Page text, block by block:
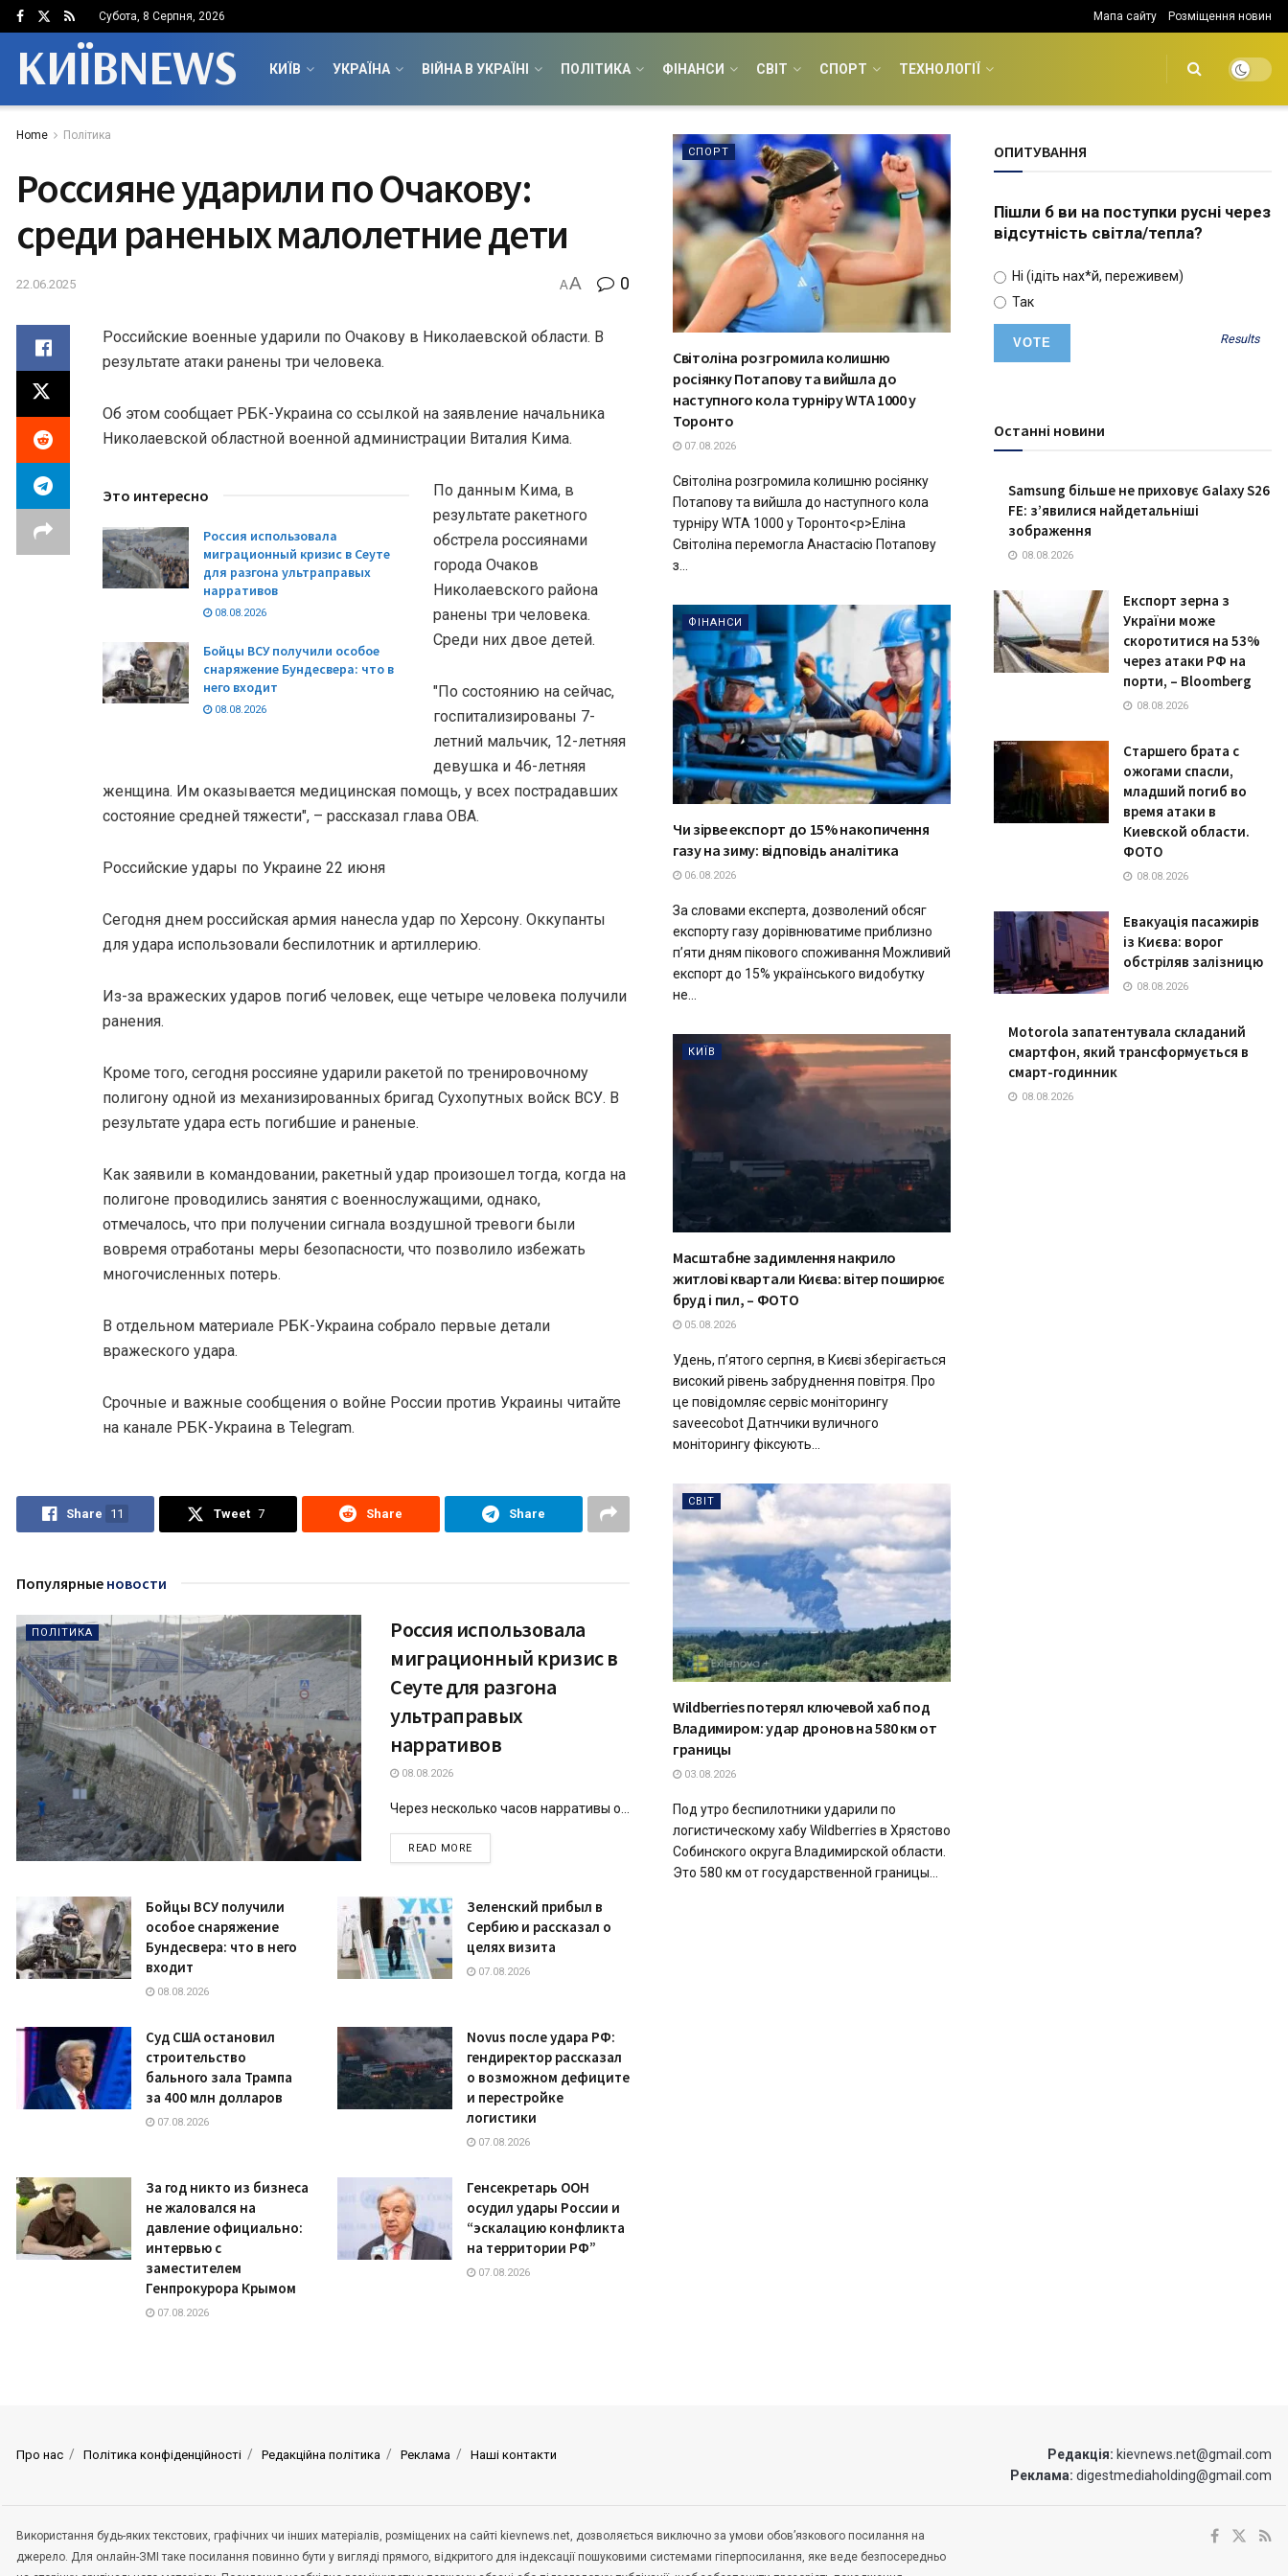
Субота, 8 Серпня, 2026 Мапа сайту Розміщення новин
КИЇВNEWS КИЇВ УКРАЇНА ВІЙНА В УКРАЇНІ ПОЛІТИКА ФІНАНСИ СВІТ СПОРТ ТЕХНОЛОГІЇ
Home Політика
Россияне ударили по Очакову:
среди раненых малолетние дети
22.06.2025 AA 0
Российские военные ударили по Очакову в Николаевской области. В
результате атаки ранены три человека.
Об этом сообщает РБК-Украина со ссылкой на заявление начальника
Николаевской областной военной администрации Виталия Кима.
Это интересно
Россия использовала
миграционный кризис в Сеуте
для разгона ультраправых
нарративов
08.08.2026
Бойцы ВСУ получили особое
снаряжение Бундесвера: что в
него входит
08.08.2026
По данным Кима, в
результате ракетного
обстрела россиянами
города Очаков
Николаевского района
ранены три человека.
Среди них двое детей.
"По состоянию на сейчас,
госпитализированы 7-
летний мальчик, 12-летняя
девушка и 46-летняя
женщина. Им оказывается медицинская помощь, у всех пострадавших
состояние средней тяжести", – рассказал глава ОВА.
Российские удары по Украине 22 июня
Сегодня днем российская армия нанесла удар по Херсону. Оккупанты
для удара использовали беспилотник и артиллерию.
Из-за вражеских ударов погиб человек, еще четыре человека получили
ранения.
Кроме того, сегодня россияне ударили ракетой по тренировочному
полигону одной из механизированных бригад Сухопутных войск ВСУ. В
результате удара есть погибшие и раненые.
Как заявили в командовании, ракетный удар произошел тогда, когда на
полигоне проводились занятия с военнослужащими, однако,
отмечалось, что при получении сигнала воздушной тревоги были
вовремя отработаны меры безопасности, что позволило избежать
многочисленных потерь.
В отдельном материале РБК-Украина собрало первые детали
вражеского удара.
Срочные и важные сообщения о войне России против Украины читайте
на канале РБК-Украина в Telegram.
Share 11 Tweet 7 Share Share
Популярные новости
ПОЛІТИКА
Россия использовала
миграционный кризис в
Сеуте для разгона
ультраправых
нарративов
08.08.2026
Через несколько часов нарративы о...
READ MOREDETAILS
Бойцы ВСУ получили
особое снаряжение
Бундесвера: что в него
входит
08.08.2026
Зеленский прибыл в
Сербию и рассказал о
целях визита
07.08.2026
Суд США остановил
строительство
бального зала Трампа
за 400 млн долларов
07.08.2026
Novus после удара РФ:
гендиректор рассказал
о возможном дефиците
и перестройке
логистики
07.08.2026
За год никто из бизнеса
не жаловался на
давление официально:
интервью с
заместителем
Генпрокурора Крымом
07.08.2026
Генсекретарь ООН
осудил удары России и
“эскалацию конфликта
на территории РФ”
07.08.2026
СПОРТ
Світоліна розгромила колишню
росіянку Потапову та вийшла до
наступного кола турніру WTA 1000 у
Торонто
07.08.2026
Світоліна розгромила колишню росіянку
Потапову та вийшла до наступного кола
турніру WTA 1000 у Торонто<p>Еліна
Світоліна перемогла Анастасію Потапову
з...
ФІНАНСИ
Чи зірве експорт до 15% накопичення
газу на зиму: відповідь аналітика
06.08.2026
За словами експерта, дозволений обсяг
експорту газу дорівнюватиме приблизно
п’яти дням пікового споживання Можливий
експорт до 15% українського видобутку
не...
КИЇВ
Масштабне задимлення накрило
житлові квартали Києва: вітер поширює
бруд і пил, – ФОТО
05.08.2026
Удень, п’ятого серпня, в Києві зберігається
високий рівень забруднення повітря. Про
це повідомляє сервіс моніторингу
saveecobot Датнчики вуличного
моніторингу фіксують...
СВІТ
Wildberries потерял ключевой хаб под
Владимиром: удар дронов на 580 км от
границы
03.08.2026
Под утро беспилотники ударили по
логистическому хабу Wildberries в Хрястово
Собинского округа Владимирской области.
Это 580 км от государственной границы...
ОПИТУВАННЯ
Пішли б ви на поступки русні через
відсутність світла/тепла?
Ні (ідіть нах*й, переживем)
Так
Results
Останні новини
Samsung більше не приховує Galaxy S26
FE: з’явилися найдетальніші
зображення
08.08.2026
Експорт зерна з
України може
скоротитися на 53%
через атаки РФ на
порти, – Bloomberg
08.08.2026
Старшего брата с
ожогами спасли,
младший погиб во
время атаки в
Киевской области.
ФОТО
08.08.2026
Евакуація пасажирів
із Києва: ворог
обстріляв залізницю
08.08.2026
Motorola запатентувала складаний
смартфон, який трансформується в
смарт-годинник
08.08.2026
Про нас Політика конфіденційності Редакційна політика Реклама Наші контакти Редакція: kievnews.net@gmail.com
Реклама: digestmediaholding@gmail.com
Використання будь-яких текстових, графічних чи інших матеріалів, розміщених на сайті kievnews.net, дозволяється виключно за умови обов’язкового посилання на
джерело. Для онлайн-ЗМІ таке посилання повинно бути у вигляді прямого, відкритого для індексації пошуковими системами гіперпосилання, яке веде безпосередньо